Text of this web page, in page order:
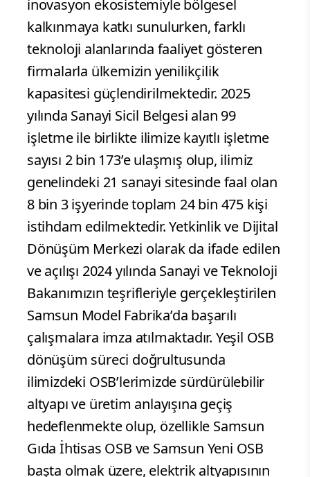
inovasyon ekosistemiyle bölgesel
kalkınmaya katkı sunulurken, farklı
teknoloji alanlarında faaliyet gösteren
firmalarla ülkemizin yenilikçilik
kapasitesi güçlendirilmektedir. 2025
yılında Sanayi Sicil Belgesi alan 99
işletme ile birlikte ilimize kayıtlı işletme
sayısı 2 bin 173’e ulaşmış olup, ilimiz
genelindeki 21 sanayi sitesinde faal olan
8 bin 3 işyerinde toplam 24 bin 475 kişi
istihdam edilmektedir. Yetkinlik ve Dijital
Dönüşüm Merkezi olarak da ifade edilen
ve açılışı 2024 yılında Sanayi ve Teknoloji
Bakanımızın teşrifleriyle gerçekleştirilen
Samsun Model Fabrika’da başarılı
çalışmalara imza atılmaktadır. Yeşil OSB
dönüşüm süreci doğrultusunda
ilimizdeki OSB’lerimizde sürdürülebilir
altyapı ve üretim anlayışına geçiş
hedeflenmekte olup, özellikle Samsun
Gıda İhtisas OSB ve Samsun Yeni OSB
başta olmak üzere, elektrik altyapısının